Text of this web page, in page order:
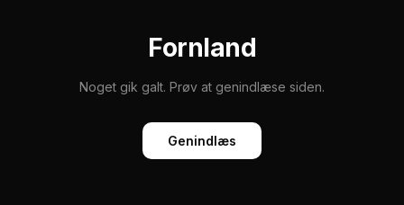
Fornland
Noget gik galt. Prøv at genindlæse siden.
Genindlæs